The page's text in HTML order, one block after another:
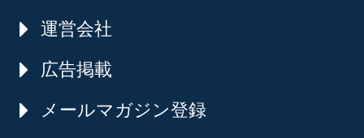
運営会社
広告掲載
メールマガジン登録